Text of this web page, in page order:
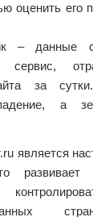
оценить его
– данные
за
а
является
развивает